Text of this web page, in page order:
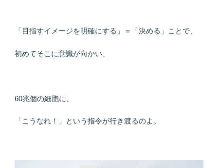
「目指すイメージを明確にする」＝「決める」ことで、
初めてそこに意識が向かい、
60兆個の細胞に、
「こうなれ！」という指令が行き渡るのよ。